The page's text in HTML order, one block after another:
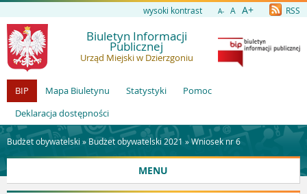
wysoki kontrast A- A A+ RSS
Biuletyn Informacji
Publicznej
Urząd Miejski w Dzierzgoniu
BIP Mapa Biuletynu Statystyki
Pomoc
Deklaracja dostępności
Budżet obywatelski » Budżet obywatelski 2021 »Wniosek nr 6
MENU